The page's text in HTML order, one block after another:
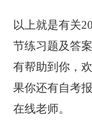
以上就是有关
节练习题及答
有帮助到你，
果你还有自考
在线老师。